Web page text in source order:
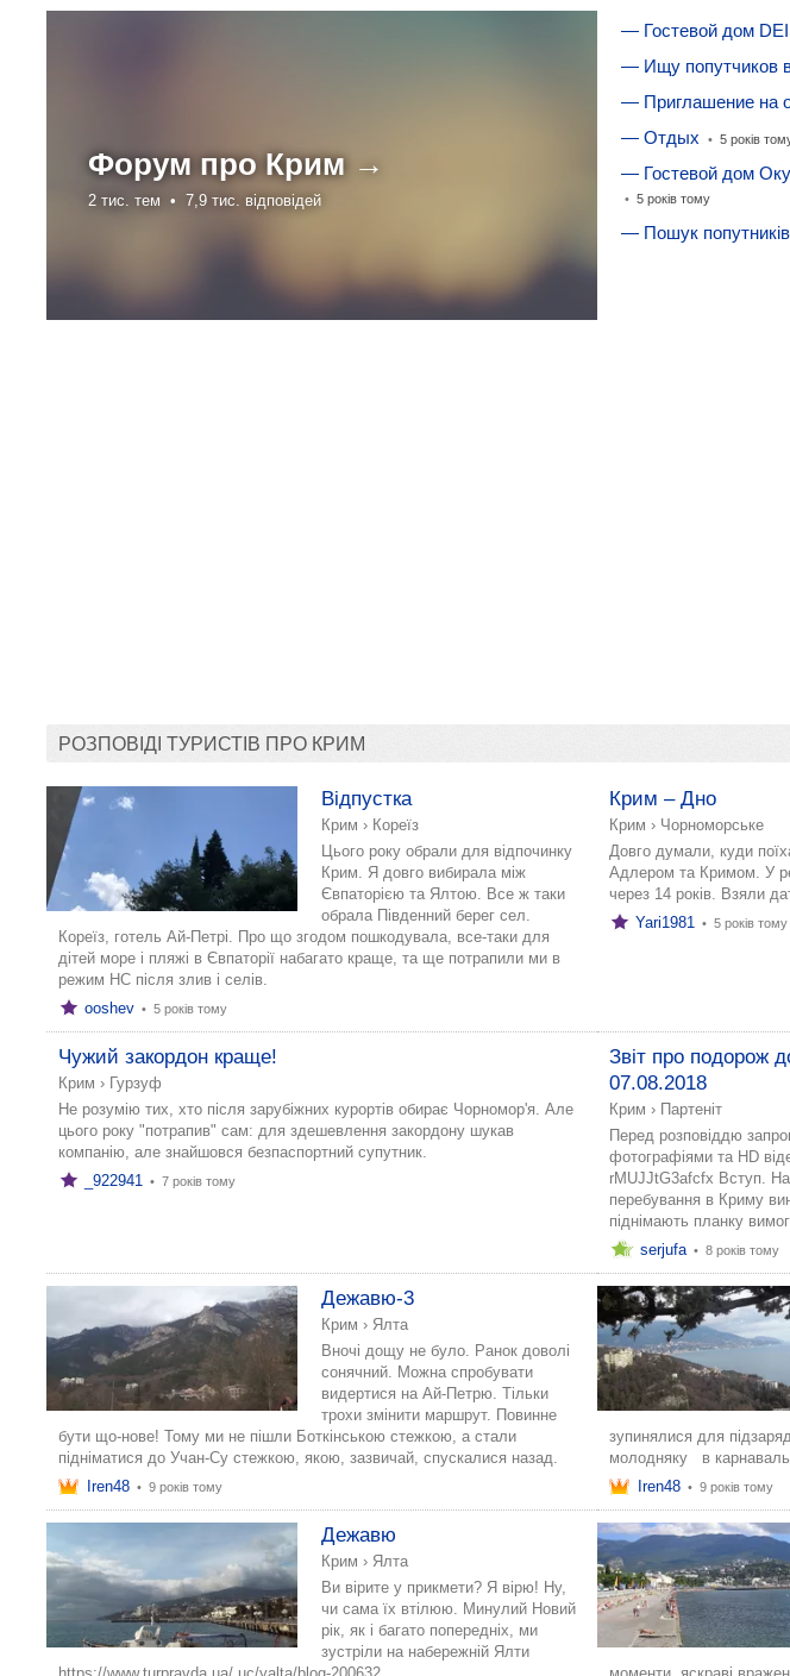
Форум проКрим →
2 тис. тем • 7,9 тис. відповідей
— Гостевой дом
— Ищу попутчиков
— Приглашение на
— Отдых • 5 років
— Гостевой дом
• 5 років тому
— Пошук
РОЗПОВІДІ ТУРИСТІВ ПРО КРИМ
Відпустка
Крим › Кореїз
Цього року обрали для відпочинку
Крим. Я довго вибирала між
Євпаторією та Ялтою. Все ж таки
обрала Південний берег сел.
Кореїз, готель Ай-Петрі. Про що згодом пошкодувала, все-таки для
дітей море і пляжі в Євпаторії набагато краще, та ще потрапили ми в
режим НС після злив і селів.
ooshev• 5 років тому
Крим – Дно
Крим › Чорноморське
Довго думали, куди
Адлером та Кримом. У
через 14 років. Взяли
Yari1981 • 5 років тому
Чужий закордон краще!
Крим › Гурзуф
Не розумію тих, хто після зарубіжних курортів обирає Чорномор'я. Але
цього року "потрапив" сам: для здешевлення закордону шукав
компанію, але знайшовся безпаспортний супутник.
_922941 • 7 років тому
Звіт про подорож
07.08.2018
Крим › Партеніт
Перед розповіддю
фотографіями та HD
rMUJJtG3afcfx Вступ. На
перебування в Криму
піднімають планку
serjufa • 8 років тому
Дежавю-3
Крим › Ялта
Вночі дощу не було. Ранок доволі
сонячний. Можна спробувати
видертися на Ай-Петрю. Тільки
трохи змінити маршрут. Повинне
бути що-нове! Тому ми не пішли Боткінською стежкою, а стали
підніматися до Учан-Су стежкою, якою, зазвичай, спускалися назад.
Iren48• 9 років тому
зупинялися для
молодняку ​ ​ в
Iren48 • 9 років тому
Дежавю
Крим › Ялта
Ви вірите у прикмети? Я вірю! Ну,
чи сама їх втілюю. Минулий Новий
рік, як і багато попередніх, ми
зустріли на набережній Ялти